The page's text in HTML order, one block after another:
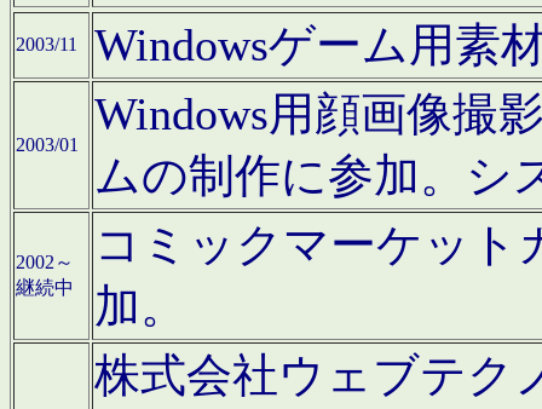
2003/11 Windowsゲーム用素
2003/01
Windows用顔画像撮
ムの制作に参加。シ
2002～
継続中
コミックマーケット
加。
株式会社ウェブテク